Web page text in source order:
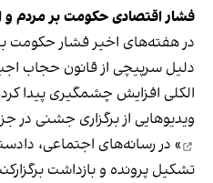
فشار اقتصادی حکومت بر مردم و
در هفته‌های اخیر فشار حکومت
دلیل سرپیچی از قانون حجاب
الکلی افزایش چشمگیری پیدا
ویدیوهایی از برگزاری جشنی در
» در رسانه‌های اجتماعی،
تشکیل پرونده و بازداشت